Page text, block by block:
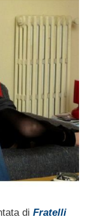
di Fratelli